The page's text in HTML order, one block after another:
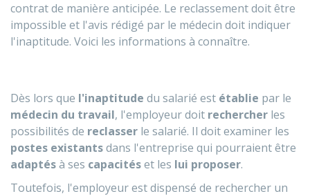
contrat de manière anticipée. Le reclassement doit être
impossible et l'avis rédigé par le médecin doit indiquer
l'inaptitude. Voici les informations à connaître.
Dès lors que l'inaptitude du salarié est établie par le
médecin du travail, l'employeur doit rechercher les
possibilités de reclasser le salarié. Il doit examiner les
postes existantsdans l'entreprise qui pourraient être
adaptésà ses capacitéset les lui proposer.
Toutefois, l'employeur est dispensé de rechercher un